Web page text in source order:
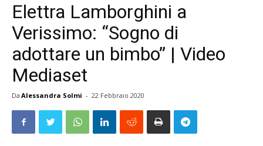
Elettra Lamborghini a
Verissimo: “Sogno di
adottare un bimbo” | Video
Mediaset
Da Alessandra Solmi - 22 Febbraio 2020